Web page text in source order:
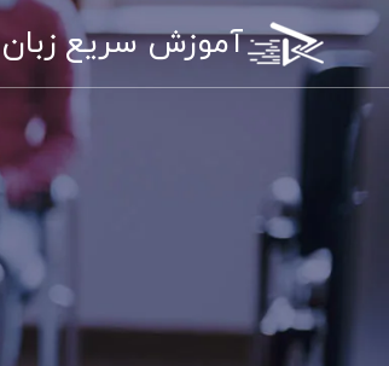
پرش
محتوا
آموزش سریع زبان